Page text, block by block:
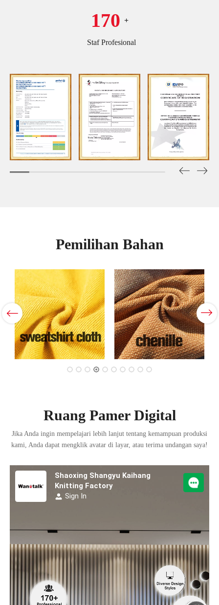
170 +
Staf Profesional
Pemilihan Bahan
Ruang Pamer Digital
Jika Anda ingin mempelajari lebih lanjut tentang kemampuan produksi
kami, Anda dapat mengklik avatar di layar, atau terima undangan saya!